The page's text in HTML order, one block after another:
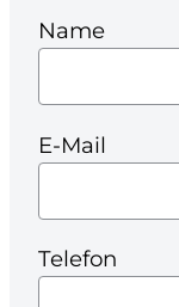
Name
E-Mail
Telefon